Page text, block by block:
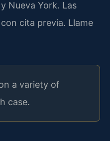
Nueva York. Las
cita previa. Llame
a variety of
case.